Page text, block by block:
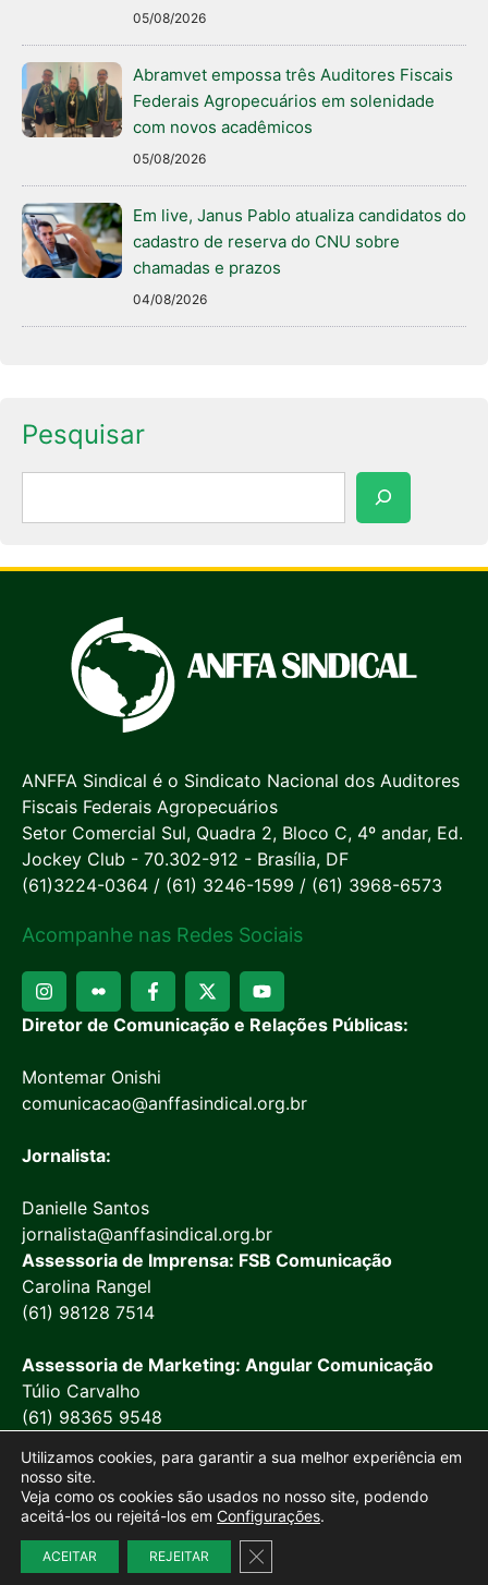
05/08/2026
Abramvet empossa três Auditores Fiscais
Federais Agropecuários em solenidade
com novos acadêmicos
05/08/2026
Em live, Janus Pablo atualiza candidatos do
cadastro de reserva do CNU sobre
chamadas e prazos
04/08/2026
Pesquisar
ANFFA Sindical é o Sindicato Nacional dos Auditores
Fiscais Federais Agropecuários
Setor Comercial Sul, Quadra 2, Bloco C, 4º andar, Ed.
Jockey Club - 70.302-912 - Brasília, DF
(61)3224-0364 / (61) 3246-1599 / (61) 3968-6573
Acompanhe nas Redes Sociais
Diretor de Comunicação e Relações Públicas:
Montemar Onishi
comunicacao@anffasindical.org.br
Jornalista:
Danielle Santos
jornalista@anffasindical.org.br
Assessoria de Imprensa: FSB Comunicação
Carolina Rangel
(61) 98128 7514
Assessoria de Marketing: Angular Comunicação
Túlio Carvalho
(61) 98365 9548
Site desenvolvido porMarketing Objetivo
Utilizamos cookies, para garantir a sua melhor experiência em
nosso site.
Veja como os cookies são usados no nosso site, podendo
aceitá-los ou rejeitá-los em Configurações.
ACEITAR REJEITAR Close GDPR Cookie Banner